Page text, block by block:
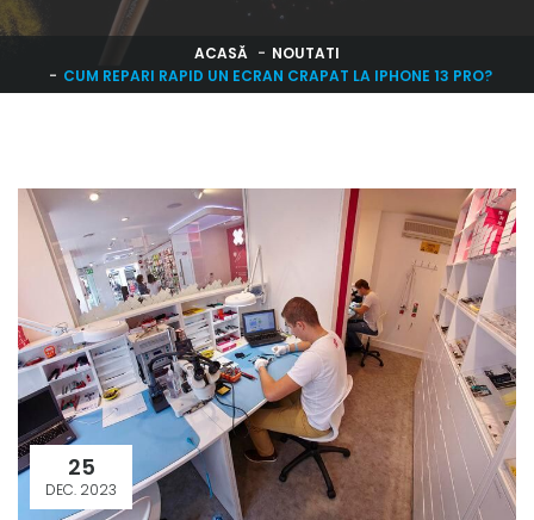
ACASĂ
NOUTATI
CUM REPARI RAPID UN ECRAN CRAPAT LA IPHONE 13 PRO?
25
DEC. 2023